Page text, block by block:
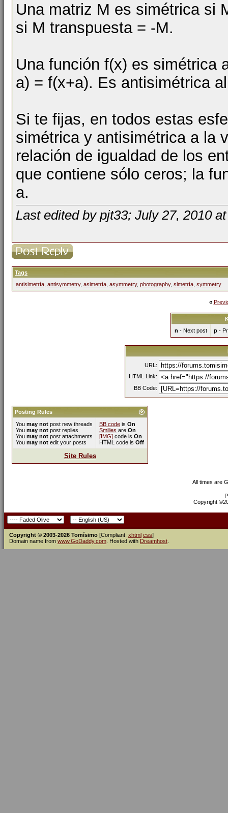
Una matriz M es simétrica si
si M transpuesta = -M.
Una función f(x) es simétrica
a) = f(x+a). Es antisimétrica
Si te fijas, en todos estas
simétrica y antisimétrica a la
relación de igualdad de los
que contiene sólo ceros; la
a.
Last edited by pjt33; July 27, 2010
Tags
antisimetría antisymmetry, asimetría asymmetry, photography, simetría symmetry
«
n - Next post p-
URL:
HTML Link:
BB Code:
Posting Rules
You may not post new threads
You may not post replies
You may not post attachments
You may not edit your posts
BB code is On
Smilies are On
[IMG] code is On
HTML code is Off
Site Rules
All times are
Copyright
Copyright © 2003-2026 Tomísimo [Compliant: xhtml css]
Domain name from www.GoDaddy.com . Hosted with Dreamhost